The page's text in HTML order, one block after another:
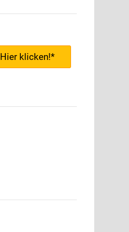
Hier klicken!*